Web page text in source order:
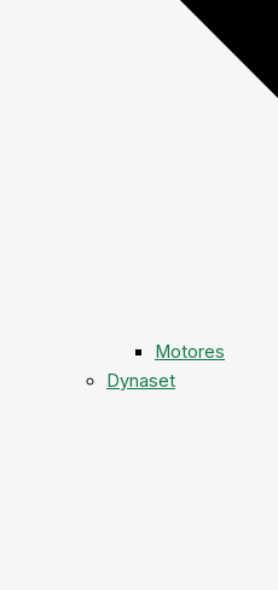
Motores
Dynaset